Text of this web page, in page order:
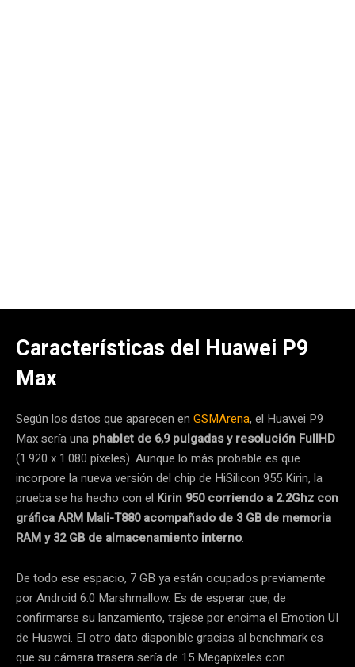
Características del Huawei P9
Max
Según los datos que aparecen en GSMArena, el Huawei P9
Max sería una phablet de 6,9 pulgadas y resolución FullHD
(1.920 x 1.080 píxeles). Aunque lo más probable es que
incorpore la nueva versión del chip de HiSilicon 955 Kirin, la
prueba se ha hecho con el Kirin 950 corriendo a 2.2Ghz con
gráfica ARM Mali-T880 acompañado de 3 GB de memoria
RAM y 32 GB de almacenamiento interno.
De todo ese espacio, 7 GB ya están ocupados previamente
por Android 6.0 Marshmallow. Es de esperar que, de
confirmarse su lanzamiento, trajese por encima el Emotion UI
de Huawei. El otro dato disponible gracias al benchmark es
que su cámara trasera sería de 15 Megapíxeles con